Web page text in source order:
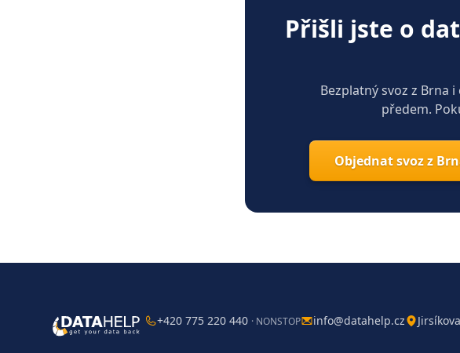
Přišli jste o
Bezplatný svoz z Brna
předem.
Objednat svoz z
+420 775 220 440 · NONSTOP info@datahelp.cz